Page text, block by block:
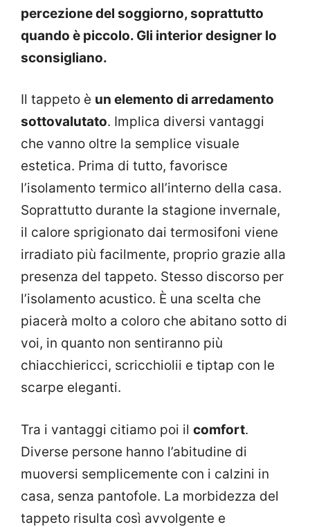
percezione del soggiorno, soprattutto
quando è piccolo. Gli interior designer lo
sconsigliano.
Il tappeto è un elemento di arredamento
sottovalutato. Implica diversi vantaggi
che vanno oltre la semplice visuale
estetica. Prima di tutto, favorisce
l’isolamento termico all’interno della casa.
Soprattutto durante la stagione invernale,
il calore sprigionato dai termosifoni viene
irradiato più facilmente, proprio grazie alla
presenza del tappeto. Stesso discorso per
l’isolamento acustico. È una scelta che
piacerà molto a coloro che abitano sotto di
voi, in quanto non sentiranno più
chiacchiericci, scricchiolii e tiptap con le
scarpe eleganti.
Tra i vantaggi citiamo poi il comfort.
Diverse persone hanno l’abitudine di
muoversi semplicemente con i calzini in
casa, senza pantofole. La morbidezza del
tappeto risulta così avvolgente e